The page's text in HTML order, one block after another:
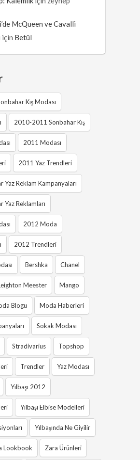
McQueen ve Cavalli
için Betül
Kış Modası
2010-2011 Sonbahar Kış
2011 Modası
2011 Yaz Trendleri
Yaz Reklam Kampanyaları
Yaz Reklamları
2012 Moda
2012 Trendleri
Bershka Chanel
Meester Mango
Blogu Moda Haberleri
Sokak Modası
Stradivarius Topshop
Trendler Yaz Modası
Yılbaşı 2012
Yılbaşı Elbise Modelleri
Yılbaşında Ne Giyilir
Lookbook Zara Ürünleri